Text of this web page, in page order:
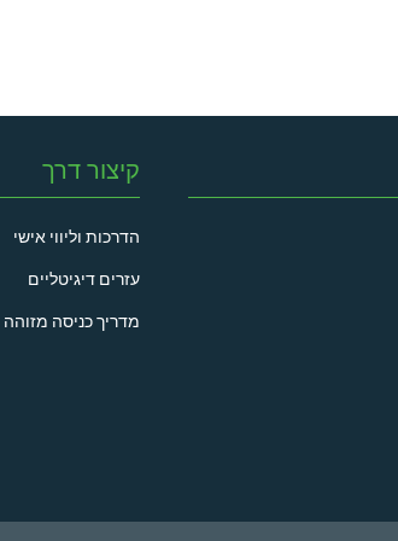
קיצור דרך
הדרכות וליווי אישי
עזרים דיגיטליים
מדריך כניסה